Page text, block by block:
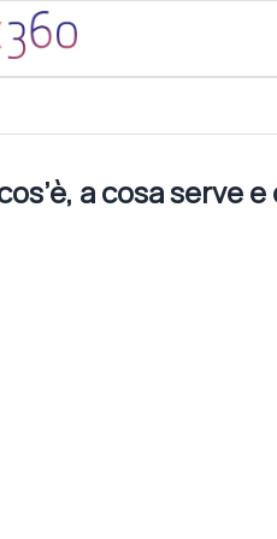
serve e come
a cosa serve